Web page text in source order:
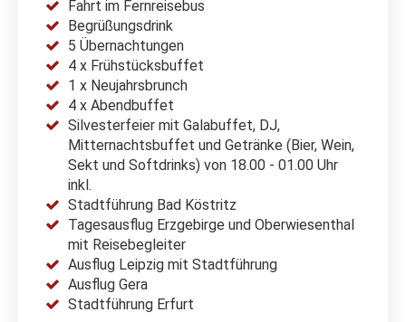
Fahrt im Fernreisebus
Begrüßungsdrink
5 Übernachtungen
4 x Frühstücksbuffet
1 x Neujahrsbrunch
4 x Abendbuffet
Silvesterfeier mit Galabuffet, DJ,
Mitternachtsbuffet und Getränke (Bier, Wein,
Sekt und Softdrinks) von 18.00 - 01.00 Uhr
inkl.
Stadtführung Bad Köstritz
Tagesausflug Erzgebirge und Oberwiesenthal
mit Reisebegleiter
Ausflug Leipzig mit Stadtführung
Ausflug Gera
Stadtführung Erfurt